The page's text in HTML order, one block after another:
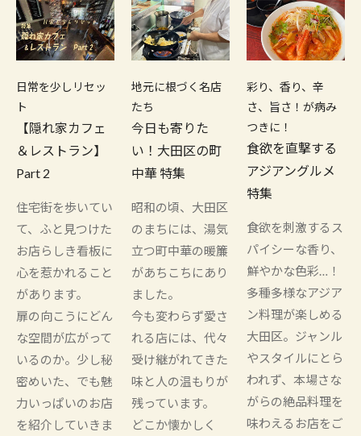
日常を少しリセッ
ト
【隠れ家カフェ
＆レストラン】
Part 2
住宅街を歩いてい
て、ふと見つけた
お店らしき看板に
心を惹かれること
があります。
扉の向こうにどん
な空間が広がって
いるのか。少し秘
密めいた、でも魅
力いっぱいのお店
を紹介していきま
地元に根づく名店
たち
今日も寄りた
い！大田区の町
中華 特集
昭和の頃、大田区
のまちには、湯気
立つ町中華の暖簾
があちこちにあり
ました。
今も変わらず愛さ
れる店には、代々
受け継がれてきた
味と人の温もりが
残っています。
どこか懐かしく
彩り、香り、辛
さ、旨さ！が病み
つきに！
食欲を直撃する
アジアングルメ
特集
食欲を刺激するス
パイシーな香り、
鮮やかな色彩…！
多種多様なアジア
ン料理が楽しめる
大田区。ジャンル
やスタイルにとら
われず、本場さな
がらの絶品料理を
味わえるお店をご